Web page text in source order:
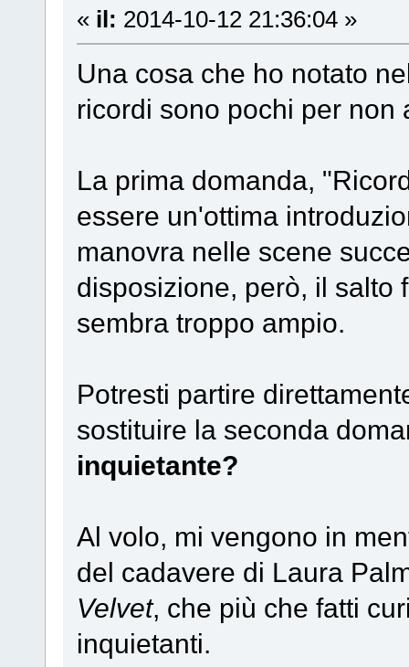
« il: 2014-10-12 21:36:04 »
Una cosa che ho notato
ricordi sono pochi per non
La prima domanda,
essere un'ottima
manovra nelle scene
disposizione, però, il salto
sembra troppo ampio.
Potresti partire
sostituire la seconda
inquietante?
Al volo, mi vengono in
del cadavere di Laura
Velvet, che più che fatti
inquietanti.